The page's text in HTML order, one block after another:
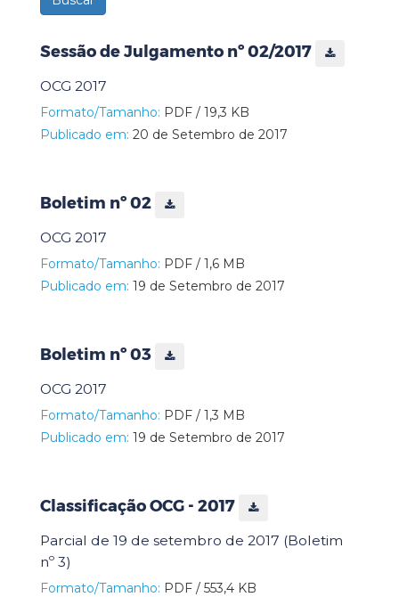
Sessão de Julgamento nº 02/2017
OCG 2017
Formato/Tamanho: PDF / 19,3 KB
Publicado em: 20 de Setembro de 2017
Boletim nº 02
OCG 2017
Formato/Tamanho: PDF / 1,6 MB
Publicado em: 19 de Setembro de 2017
Boletim nº 03
OCG 2017
Formato/Tamanho: PDF / 1,3 MB
Publicado em: 19 de Setembro de 2017
Classificação OCG - 2017
Parcial de 19 de setembro de 2017 (Boletim
nº 3)
Formato/Tamanho: PDF / 553,4 KB